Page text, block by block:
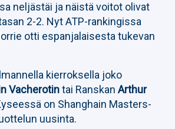
neljästäi ja näistä voitot olivat
2-2. Nyt ATP-rankingissa
otti espanjalaisesta tukevan
kierroksella joko
Vacherotintai Ranskan Arthur
on Shanghain Masters-
uusinta.